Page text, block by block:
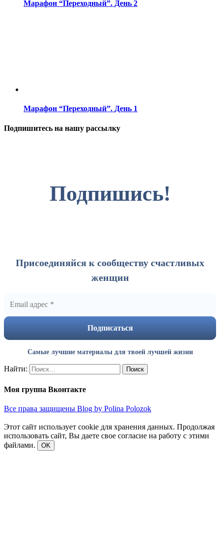
Марафон “Переходный”. День 2
Марафон “Переходный”. День 1
Подпишитесь на нашу рассылку
Подпишись!
Присоединяйся к сообществу счастливых
женщин
Самые лучшие материалы для твоей лучшей жизни
Найти:
Моя группа Вконтакте
Все права защищены Blog by Polina Polozok
Этот сайт использует cookie для хранения данных. Продолжая
использовать сайт, Вы даете свое согласие на работу с этими
файлами.
OK